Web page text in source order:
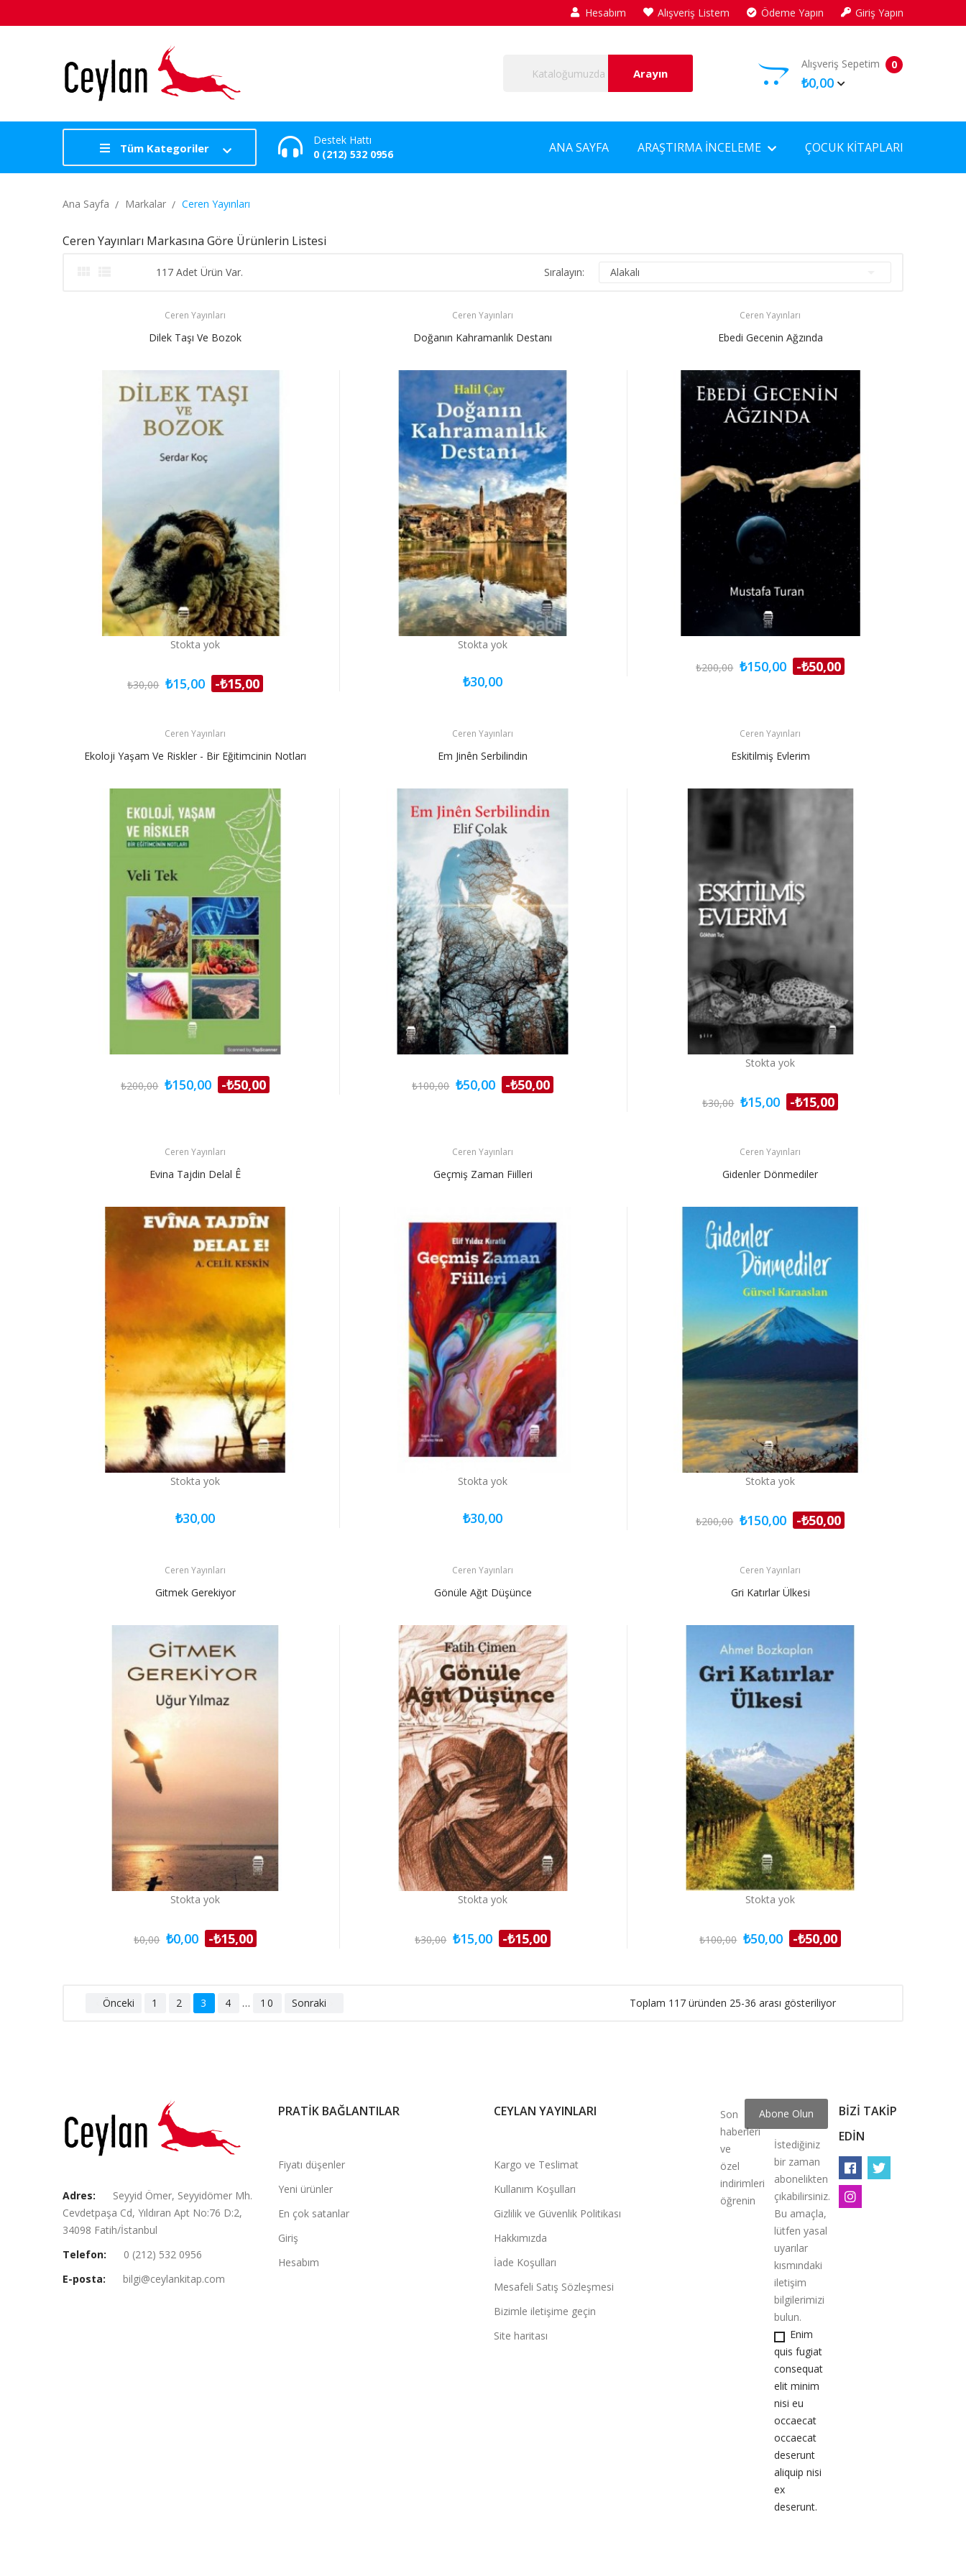
Hesabım Alışveriş Listem Ödeme Yapın Giriş Yapın
Alışveriş Sepetim 0
₺0,00
Arayın
Tüm Kategoriler
Destek Hattı
0 (212) 532 0956
ANA SAYFA ARAŞTIRMA İNCELEME ÇOCUK KITAPLARI
Ana Sayfa Markalar Ceren Yayınları
Ceren Yayınları Markasına Göre Ürünlerin Listesi
117 Adet Ürün Var. Sıralayın: Alakalı
Ceren Yayınları
Dilek Taşı Ve Bozok
Stokta yok
₺30,00 ₺15,00 -₺15,00
Ceren Yayınları
Doğanın Kahramanlık Destanı
Stokta yok
₺30,00
Ceren Yayınları
Ebedi Gecenin Ağzında
₺200,00 ₺150,00 -₺50,00
Ceren Yayınları
Ekoloji Yaşam Ve Riskler - Bir Eğitimcinin Notları
₺200,00 ₺150,00 -₺50,00
Ceren Yayınları
Em Jinên Serbilindin
₺100,00 ₺50,00 -₺50,00
Ceren Yayınları
Eskitilmiş Evlerim
Stokta yok
₺30,00 ₺15,00 -₺15,00
Ceren Yayınları
Evina Tajdin Delal Ê
Stokta yok
₺30,00
Ceren Yayınları
Geçmiş Zaman Fiilleri
Stokta yok
₺30,00
Ceren Yayınları
Gidenler Dönmediler
Stokta yok
₺200,00 ₺150,00 -₺50,00
Ceren Yayınları
Gitmek Gerekiyor
Stokta yok
₺0,00 ₺0,00 -₺15,00
Ceren Yayınları
Gönüle Ağıt Düşünce
Stokta yok
₺30,00 ₺15,00 -₺15,00
Ceren Yayınları
Gri Katırlar Ülkesi
Stokta yok
₺100,00 ₺50,00 -₺50,00
Önceki 1 2 3 4 … 10 Sonraki Toplam 117 üründen 25-36 arası gösteriliyor
Adres:
Seyyid Ömer, Seyyidömer Mh.
Cevdetpaşa Cd, Yıldıran Apt No:76 D:2,
34098 Fatih/İstanbul
Telefon:
0 (212) 532 0956
E-posta:
bilgi@ceylankitap.com
PRATİK BAĞLANTILAR
Fiyatı düşenler
Yeni ürünler
En çok satanlar
Giriş
Hesabım
CEYLAN YAYINLARI
Kargo ve Teslimat
Kullanım Koşulları
Gizlilik ve Güvenlik Politikası
Hakkımızda
İade Koşulları
Mesafeli Satış Sözleşmesi
Bizimle iletişime geçin
Site haritası
Son
haberleri
ve
özel
indirimleri
öğrenin
İstediğiniz
bir zaman
abonelikten
çıkabilirsiniz.
Bu amaçla,
lütfen yasal
uyarılar
kısmındaki
iletişim
bilgilerimizi
bulun.
Enim
quis fugiat
consequat
elit minim
nisi eu
occaecat
occaecat
deserunt
aliquip nisi
ex
deserunt.
BIZI TAKIP
EDIN